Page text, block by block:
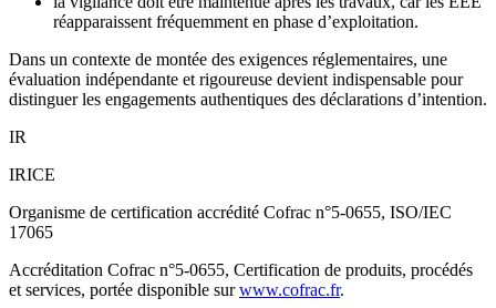
réapparaissent fréquemment en phase d’exploitation.
Dans un contexte de montée des exigences réglementaires, une
évaluation indépendante et rigoureuse devient indispensable pour
distinguer les engagements authentiques des déclarations d’intention.
IR
IRICE
Organisme de certification accrédité Cofrac n°5-0655, ISO/IEC
17065
Accréditation Cofrac n°5-0655, Certification de produits, procédés
et services, portée disponible surwww.cofrac.fr.